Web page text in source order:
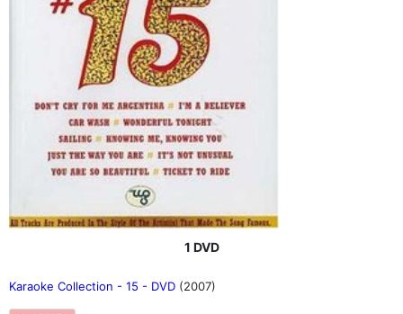
1 DVD
Karaoke Collection - 15 - DVD (2007)